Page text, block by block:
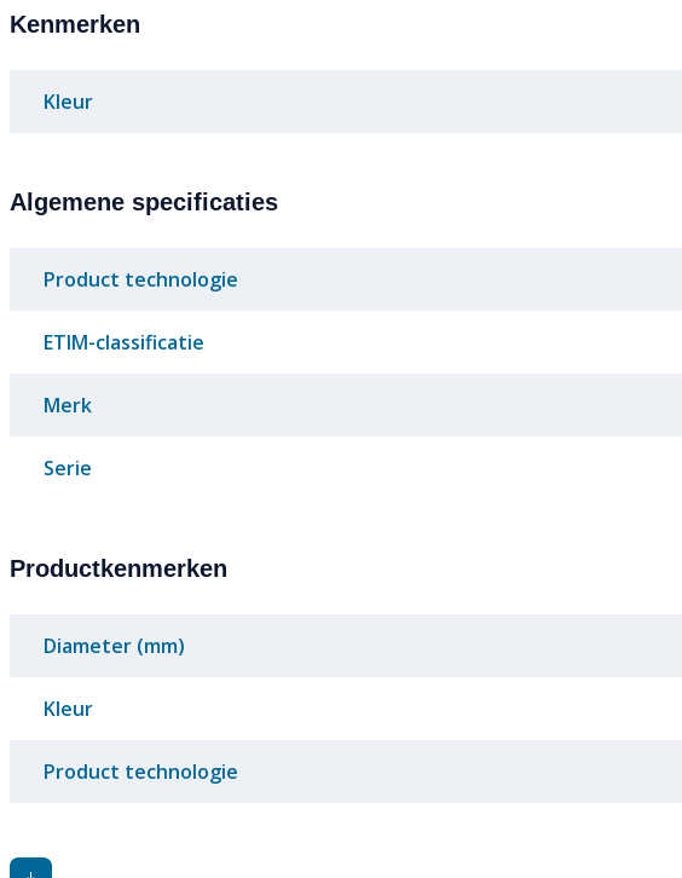
Kenmerken
Kleur
Algemene specificaties
Product technologie
ETIM-classificatie
Merk
Serie
Productkenmerken
Diameter (mm)
Kleur
Product technologie